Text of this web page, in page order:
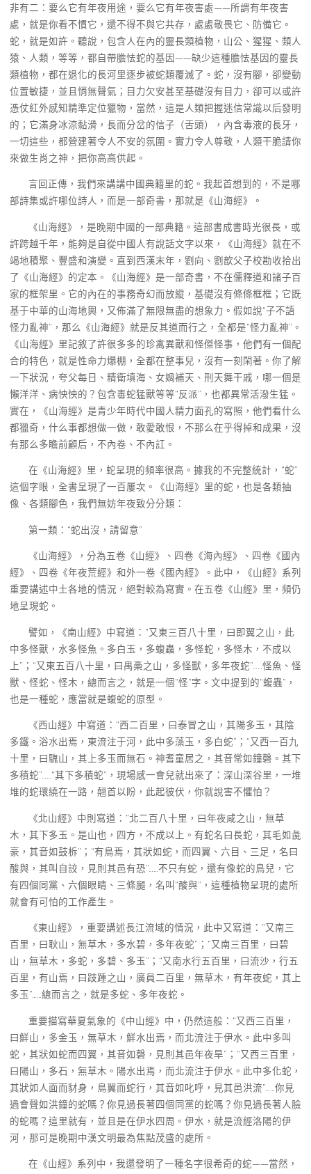
非有二：要么它有年夜用途，要么它有年夜害處——所謂有年夜害
處，就是你看不慣它，還不得不與它共存，處處敬畏它、防備它。
蛇，就是如許。聽說，包含人在內的靈長類植物，山公、猩猩、類人
猿、人類，等等，都自帶膽怯蛇的基因——缺少這種膽怯基因的靈長
類植物，都在退化的長河里逐步被蛇類覆滅了。蛇，沒有腳，卻變動
位置敏捷，並且悄無聲氣；目力欠安甚至基礎沒有目力，卻可以或許
憑仗紅外感知精準定位獵物，當然，這是人類把握迷信常識以后發明
的；它滿身冰涼黏滑，長而分岔的信子（舌頭），內含毒液的長牙，
一切這些，都營建著令人不安的氛圍。實力令人尊敬，人類干脆請你
來做生肖之神，把你高高供起。
言回正傳，我們來講講中國典籍里的蛇。我起首想到的，不是哪
部詩集或許哪位詩人，而是一部奇書，那就是《山海經》。
《山海經》，是晚期中國的一部典籍。這部書成書時光很長，或
許跨越千年，能夠是自從中國人有說話文字以來，《山海經》就在不
竭地積聚、豐盛和演變。直到西漢末年，劉向、劉歆父子校勘收拾出
了《山海經》的定本。《山海經》是一部奇書，不在儒釋道和諸子百
家的框架里。它的內在的事務奇幻而放縱，基礎沒有條條框框；它既
基于中華的山海地輿，又佈滿了無限無盡的想象力。假如說“子不語
怪力亂神”，那么《山海經》就是反其道而行之，全都是“怪力亂神”。
《山海經》里記敘了許很多多的珍禽異獸和怪傑怪事，他們有一個配
合的特色，就是性命力爆棚，全都在整事兒，沒有一刻閑著。你了解
一下狀況，夸父每日、精衛填海、女媧補天、刑天舞干戚，哪一個是
懶洋洋、病怏怏的？包含毒蛇猛獸等等“反派”，也都異常活潑生猛。
實在，《山海經》是青少年時代中國人精力面孔的寫照，他們看什么
都獵奇，什么事都想做一做，敢愛敢恨，不那么在乎得掉和成果，沒
有那么多瞻前顧后，不內卷、不內訌。
在《山海經》里，蛇呈現的頻率很高。據我的不完整統計，“蛇”
這個字眼，全書呈現了一百屢次。《山海經》里的蛇，也是各類抽
像、各類腳色，我們無妨年夜致分分類：
第一類：“蛇出沒，請留意”
《山海經》，分為五卷《山經》、四卷《海內經》、四卷《國內
經》、四卷《年夜荒經》和外一卷《國內經》。此中，《山經》系列
重要講述中土各地的情況，絕對較為寫實。在五卷《山經》里，頻仍
地呈現蛇。
譬如，《南山經》中寫道：“又東三百八十里，曰即翼之山，此
中多怪獸，水多怪魚。多白玉，多蝮蟲，多怪蛇，多怪木，不成以
上”；“又東五百八十里，曰禺槀之山，多怪獸，多年夜蛇”……怪魚、怪
獸、怪蛇、怪木，總而言之，就是一個“怪”字。文中提到的“蝮蟲”，
也是一種蛇，應當就是蝮蛇的原型。
《西山經》中寫道：“西二百里，曰泰冒之山，其陽多玉，其陰
多鐵。浴水出焉，東流注于河，此中多藻玉，多白蛇”；“又西一百九
十里，曰騩山，其上多玉而無石。神耆童居之，其音常如鐘磬。其下
多積蛇”……“其下多積蛇”，現場感一會兒就出來了：深山深谷里，一堆
堆的蛇環繞在一路，翹首以盼，此起彼伏，你就說害不懼怕？
《北山經》中則寫道：“北二百八十里，曰年夜咸之山，無草
木，其下多玉。是山也，四方，不成以上。有蛇名曰長蛇，其毛如彘
豪，其音如鼓柝”；“有鳥焉，其狀如蛇，而四翼、六目、三足，名曰
酸與，其叫自詨，見則其邑有恐”……不只有蛇，還有像蛇的鳥兒，它
有四個同黨、六個眼睛、三條腿，名叫“酸與”，這種植物呈現的處所
就會有可怕的工作產生。
《東山經》，重要講述長江流域的情況，此中又寫道：“又南三
百里，曰耿山，無草木，多水碧，多年夜蛇”；“又南三百里，曰碧
山，無草木，多蛇，多碧、多玉”；“又南水行五百里，曰流沙，行五
百里，有山焉，曰跂踵之山，廣員二百里，無草木，有年夜蛇，其上
多玉”……總而言之，就是多蛇、多年夜蛇。
重要描寫華夏氣象的《中山經》中，仍然這般：“又西三百里，
曰鮮山，多金玉，無草木，鮮水出焉，而北流注于伊水。此中多叫
蛇，其狀如蛇而四翼，其音如磬，見則其邑年夜旱”；“又西三百里，
曰陽山，多石，無草木。陽水出焉，而北流注于伊水。此中多化蛇，
其狀如人面而豺身，鳥翼而蛇行，其音如叱呼，見其邑洪流”……你見
過會聲如洪鐘的蛇嗎？你見過長著四個同黨的蛇嗎？你見過長著人臉
的蛇嗎？這里就有，並且是在伊水四周。伊水，就是流經洛陽的伊
河，那可是晚期中漢文明最為焦點茂盛的處所。
在《山經》系列中，我還發明了一種名字很希奇的蛇——當然，